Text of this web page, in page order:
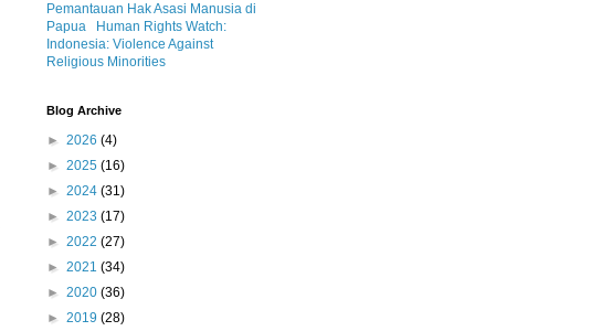
Pemantauan Hak Asasi Manusia di
Papua
Human Rights Watch:
Indonesia: Violence Against
Religious Minorities
Blog Archive
► 2026 (4)
► 2025 (16)
► 2024 (31)
► 2023 (17)
► 2022 (27)
► 2021 (34)
► 2020 (36)
► 2019 (28)